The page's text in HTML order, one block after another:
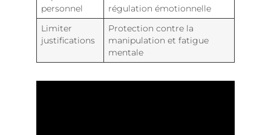
personnel
régulation émotionnelle
Limiter
justifications
Protection contre la
manipulation et fatigue
mentale